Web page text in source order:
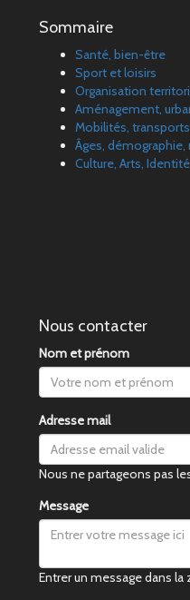
Sommaire
Santé, bien-être
Sport et loisirs
Organisation
Aménagement,
Mobilités,
Âges, démographie,
Culture, Arts, Identité
Nous contacter
Nom et prénom
Adresse mail
Nous ne partageons pas
Message
Entrer un message dans